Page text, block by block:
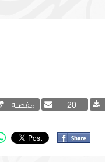
20 مفضلة